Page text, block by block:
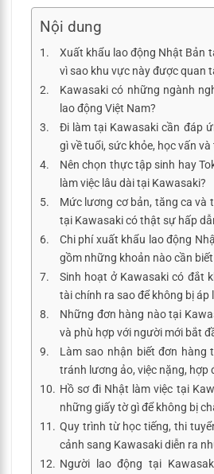
Nội dung
Xuất khẩu lao động Nhật Bản
vì sao khu vực này được quan
Kawasaki có những ngành
lao động Việt Nam?
Đi làm tại Kawasaki cần đáp
gì về tuổi, sức khỏe, học vấn
Nên chọn thực tập sinh hay
làm việc lâu dài tại Kawasaki?
Mức lương cơ bản, tăng ca và
tại Kawasaki có thật sự hấp
Chi phí xuất khẩu lao động
gồm những khoản nào cần
Sinh hoạt ở Kawasaki có đắt
tài chính ra sao để không bị áp
Những đơn hàng nào tại
và phù hợp với người mới bắt
Làm sao nhận biết đơn hàng
tránh lương ảo, việc nặng, hợp
Hồ sơ đi Nhật làm việc tại
những giấy tờ gì để không bị
Quy trình từ học tiếng, thi
cảnh sang Kawasaki diễn ra
Người lao động tại